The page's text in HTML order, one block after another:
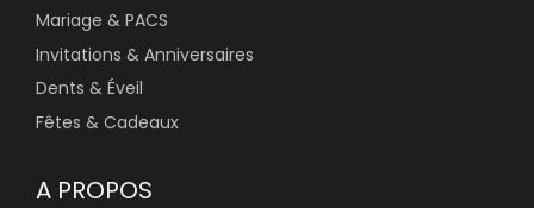
Mariage & PACS
Invitations & Anniversaires
Dents & Éveil
Fêtes & Cadeaux
A PROPOS